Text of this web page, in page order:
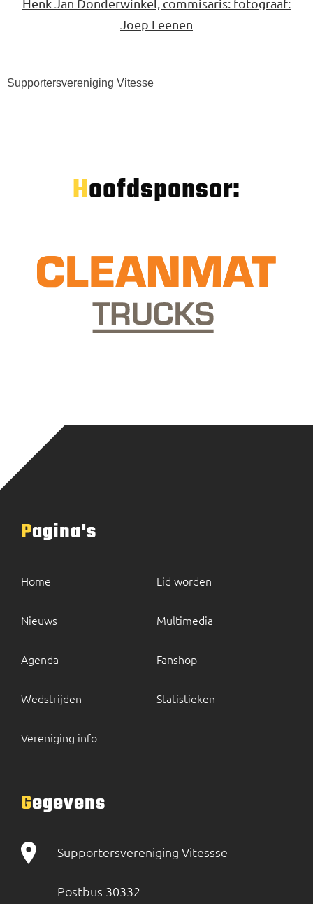
Supportersvereniging Vitesse
Hoofdsponsor:
Pagina's
Home
Nieuws
Agenda
Wedstrijden
Vereniging info
Lid worden
Multimedia
Fanshop
Statistieken
Gegevens
Supportersvereniging Vitessse
Postbus 30332